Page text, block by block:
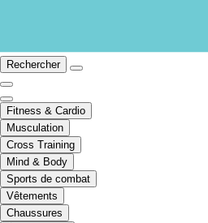
Rechercher
Fitness & Cardio
Musculation
Cross Training
Mind & Body
Sports de combat
Vêtements
Chaussures